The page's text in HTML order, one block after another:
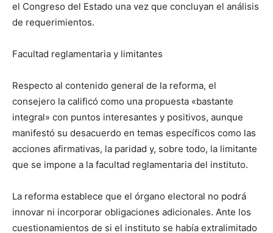
el Congreso del Estado una vez que concluyan el análisis
de requerimientos.
Facultad reglamentaria y limitantes
Respecto al contenido general de la reforma, el
consejero la calificó como una propuesta «bastante
integral» con puntos interesantes y positivos, aunque
manifestó su desacuerdo en temas específicos como las
acciones afirmativas, la paridad y, sobre todo, la limitante
que se impone a la facultad reglamentaria del instituto.
La reforma establece que el órgano electoral no podrá
innovar ni incorporar obligaciones adicionales. Ante los
cuestionamientos de si el instituto se había extralimitado